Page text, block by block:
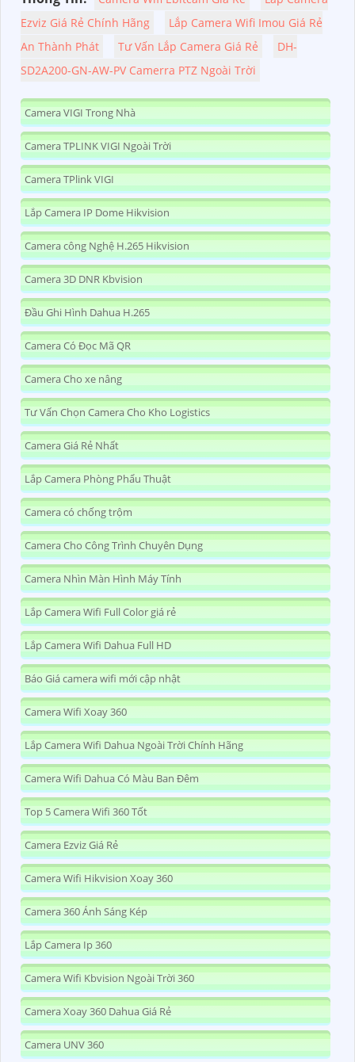
Ezviz Giá Rẻ Chính Hãng
Lắp Camera Wifi Imou Giá Rẻ
An Thành Phát
Tư Vấn Lắp Camera Giá Rẻ
DH-
SD2A200-GN-AW-PV Camerra PTZ Ngoài Trời
Camera VIGI Trong Nhà
Camera TPLINK VIGI Ngoài Trời
Camera TPlink VIGI
Lắp Camera IP Dome Hikvision
Camera công Nghệ H.265 Hikvision
Camera 3D DNR Kbvision
Đầu Ghi Hình Dahua H.265
Camera Có Đọc Mã QR
Camera Cho xe nâng
Tư Vấn Chọn Camera Cho Kho Logistics
Camera Giá Rẻ Nhất
Lắp Camera Phòng Phẩu Thuật
Camera có chống trộm
Camera Cho Công Trình Chuyên Dụng
Camera Nhìn Màn Hình Máy Tính
Lắp Camera Wifi Full Color giá rẻ
Lắp Camera Wifi Dahua Full HD
Báo Giá camera wifi mới cập nhật
Camera Wifi Xoay 360
Lắp Camera Wifi Dahua Ngoài Trời Chính Hãng
Camera Wifi Dahua Có Màu Ban Đêm
Top 5 Camera Wifi 360 Tốt
Camera Ezviz Giá Rẻ
Camera Wifi Hikvision Xoay 360
Camera 360 Ánh Sáng Kép
Lắp Camera Ip 360
Camera Wifi Kbvision Ngoài Trời 360
Camera Xoay 360 Dahua Giá Rẻ
Camera UNV 360